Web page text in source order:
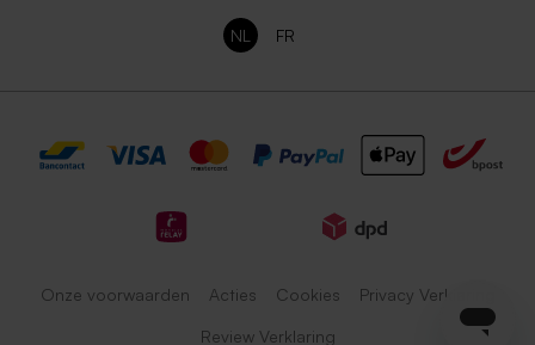
NL FR
Onze voorwaarden Acties Cookies Privacy Verklaring
Review Verklaring